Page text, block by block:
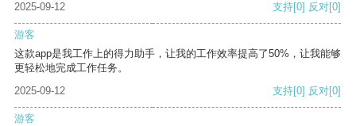
2025-09-12 支持[0] 反对[0]
游客
这款app是我工作上的得力助手，让我的工作效率提高了50%，让我能够
更轻松地完成工作任务。
2025-09-12
支持[0] 反对[0]
游客